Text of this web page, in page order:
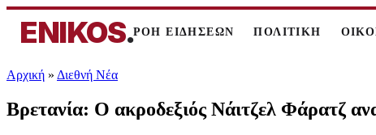
ENIKOS.ΡΟΗ ΕΙΔΗΣΕΩΝ ΠΟΛΙΤΙΚΗ
Αρχική » Διεθνή Νέα
Βρετανία: Ο ακροδεξιός Νάιτζελ Φάρατζ